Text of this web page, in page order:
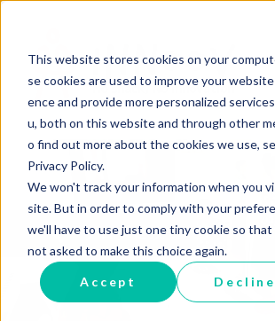
This website stores cookies on your
se cookies are used to improve your
ence and provide more personalized
u, both on this website and through other
o find out more about the cookies we use,
Privacy Policy.
We won't track your information when you
site. But in order to comply with your
we'll have to use just one tiny cookie so
not asked to make this choice again.
Accept Decline
ブログに戻る